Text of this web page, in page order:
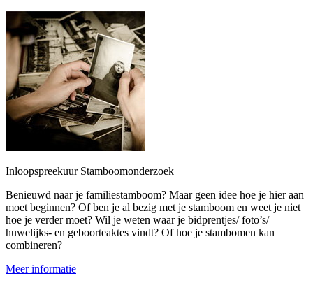
Inloopspreekuur Stamboomonderzoek
Benieuwd naar je familiestamboom? Maar geen idee hoe je hier aan
moet beginnen? Of ben je al bezig met je stamboom en weet je niet
hoe je verder moet? Wil je weten waar je bidprentjes/ foto’s/
huwelijks- en geboorteaktes vindt? Of hoe je stambomen kan
combineren?
Meer informatie